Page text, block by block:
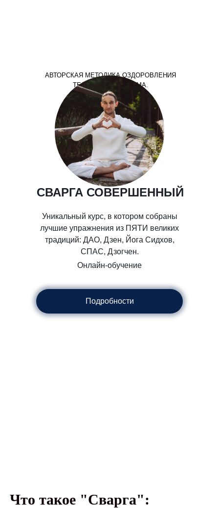
Уникальный курс, в котором собраны
лучшие упражнения из ПЯТИ великих
традиций: ДАО, Дзен, Йога Сидхов,
СПАС, Дзогчен.
Подробности
СВАРГА СОВЕРШЕННЫЙ
АВТОРСКАЯ МЕТОДИКА ОЗДОРОВЛЕНИЯ
ТЕЛА, ПСИХИКИ И УМА.
Онлайн-обучение
Что такое "Сварга":